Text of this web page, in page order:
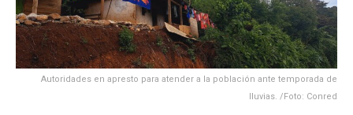
Autoridades en apresto para atender a la población ante temporada de
lluvias. /Foto: Conred